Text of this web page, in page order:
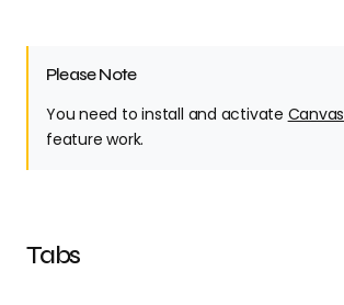
Please Note
You need to install and activate Canvas
feature work.
Tabs